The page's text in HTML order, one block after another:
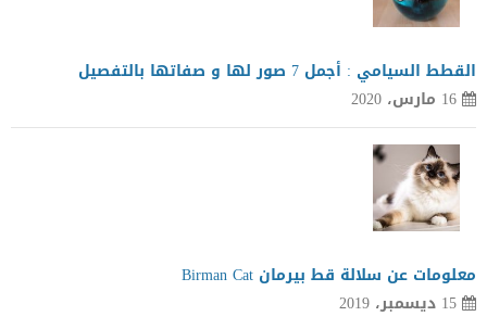
القطط السيامي : أجمل 7 صور لها و صفاتها بالتفصيل
16 مارس، 2020
معلومات عن سلالة قط بيرمان Birman Cat
15 ديسمبر، 2019